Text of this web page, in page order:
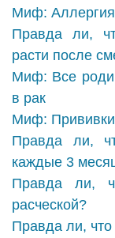
Миф: Аллергия
Правда ли,
расти после
Миф: Все
в рак
Миф:
Правда ли,
каждые 3
Правда ли,
расческой?
Правда ли,